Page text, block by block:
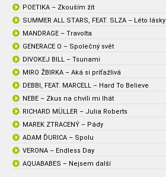
POETIKA – Zkouším žít
SUMMER ALL STARS, FEAT. SLZA – Léto lásky
MANDRAGE – Travolta
GENERACE O – Společný svět
DIVOKEJ BILL – Tsunami
MIRO ŽBIRKA – Aká si príťažlivá
DEBBI, FEAT. MARCELL – Hard To Believe
NEBE – Zkus na chvíli mi lhát
RICHARD MÜLLER – Julia Roberts
MAREK ZTRACENÝ – Pády
ADAM ĎURICA – Spolu
VERONA – Endless Day
AQUABABES – Nejsem další